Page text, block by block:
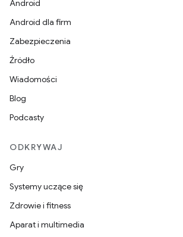
Android
Android dla firm
Zabezpieczenia
Źródło
Wiadomości
Blog
Podcasty
ODKRYWAJ
Gry
Systemy uczące się
Zdrowie i fitness
Aparat i multimedia